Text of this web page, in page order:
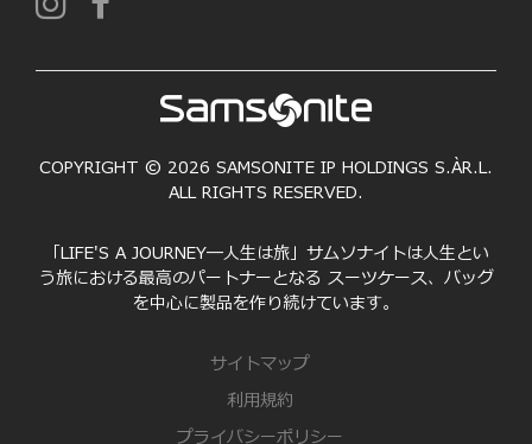
COPYRIGHT © 2026 SAMSONITE IP HOLDINGS S.ÀR.L.
ALL RIGHTS RESERVED.
「LIFE'S A JOURNEY―人生は旅」サムソナイトは人生とい
う旅における最高のパートナーとなる スーツケース、バッグ
を中心に製品を作り続けています。
サイトマップ
利用規約
プライバシーポリシー